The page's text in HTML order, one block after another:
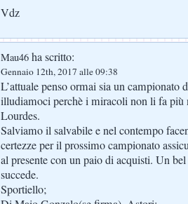
Vdz
Mau46 ha scritto:
Gennaio 12th, 2017 alle 09:38
L’attuale penso ormai sia un campionato
illudiamoci perchè i miracoli non li fa più
Lourdes.
Salviamo il salvabile e nel contempo
certezze per il prossimo campionato
al presente con un paio di acquisti. Un
succede.
Sportiello;